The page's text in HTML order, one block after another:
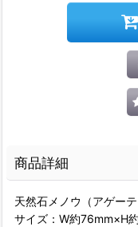
商品詳細
天然石メノウ（アゲー
サイズ：W約76mm×H